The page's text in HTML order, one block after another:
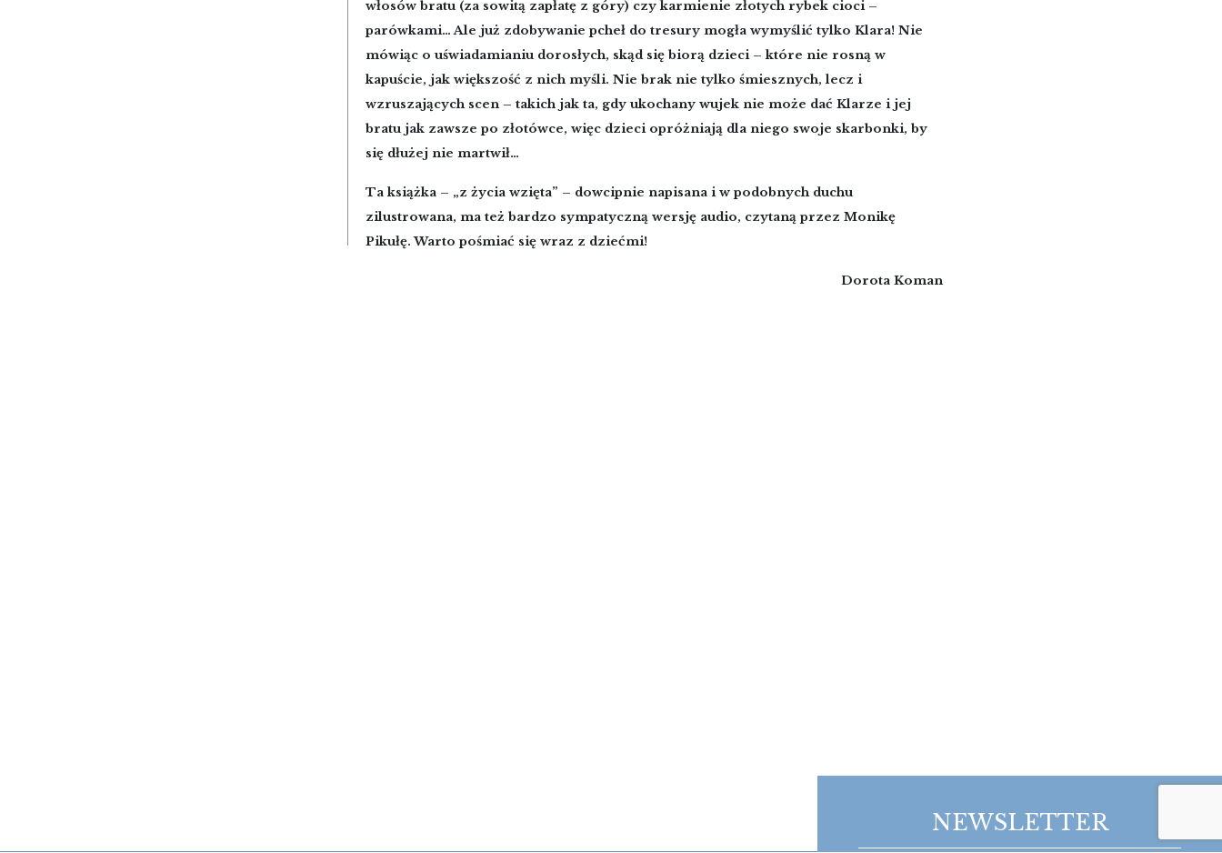
włosów bratu (za sowitą zapłatę z góry) czy karmienie złotych rybek cioci –
parówkami… Ale już zdobywanie pcheł do tresury mogła wymyślić tylko Klara! Nie
mówiąc o uświadamianiu dorosłych, skąd się biorą dzieci – które nie rosną w
kapuście, jak większość z nich myśli. Nie brak nie tylko śmiesznych, lecz i
wzruszających scen – takich jak ta, gdy ukochany wujek nie może dać Klarze i jej
bratu jak zawsze po złotówce, więc dzieci opróżniają dla niego swoje skarbonki, by
się dłużej nie martwił…
Ta książka – „z życia wzięta” – dowcipnie napisana i w podobnych duchu
zilustrowana, ma też bardzo sympatyczną wersję audio, czytaną przez Monikę
Pikułę. Warto pośmiać się wraz z dziećmi!
Dorota Koman
NEWSLETTER